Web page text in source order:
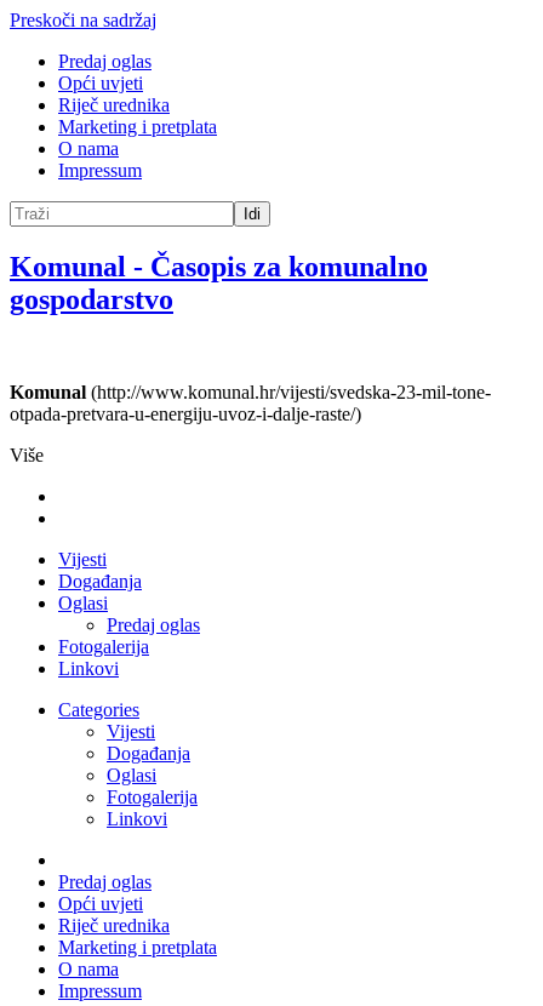
Preskoči na sadržaj
Predaj oglas
Opći uvjeti
Riječ urednika
Marketing i pretplata
O nama
Impressum
Idi
Komunal - Časopis za komunalno
gospodarstvo
Komunal (http://www.komunal.hr/vijesti/svedska-23-mil-tone-
otpada-pretvara-u-energiju-uvoz-i-dalje-raste/)
Više
Vijesti
Događanja
Oglasi
Predaj oglas
Fotogalerija
Linkovi
Categories
Vijesti
Događanja
Oglasi
Fotogalerija
Linkovi
Predaj oglas
Opći uvjeti
Riječ urednika
Marketing i pretplata
O nama
Impressum